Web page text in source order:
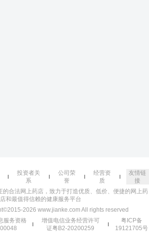
投资者关
系
公司荣
誉
经营资
质
友情链
接
的合法网上药店，致力于打造优质、低价、便捷的网上药
店和最值得信赖的健康服务平台
2026 www.jianke.com All rights reserved
服务资格
增值电信业务经营许可
证粤B2-20200259
粤ICP备
19121705号